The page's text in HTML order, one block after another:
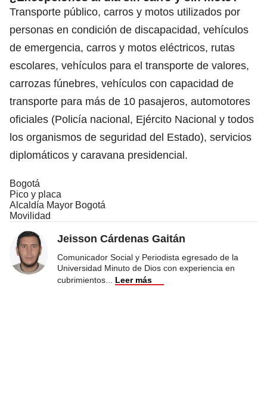
Transporte público, carros y motos utilizados por
personas en condición de discapacidad, vehículos
de emergencia, carros y motos eléctricos, rutas
escolares, vehículos para el transporte de valores,
carrozas fúnebres, vehículos con capacidad de
transporte para más de 10 pasajeros, automotores
oficiales (Policía nacional, Ejército Nacional y todos
los organismos de seguridad del Estado), servicios
diplomáticos y caravana presidencial.
Bogotá
Pico y placa
Alcaldía Mayor Bogotá
Movilidad
Jeisson Cárdenas Gaitán
Comunicador Social y Periodista egresado de la
Universidad Minuto de Dios con experiencia en
cubrimientos
Leer más